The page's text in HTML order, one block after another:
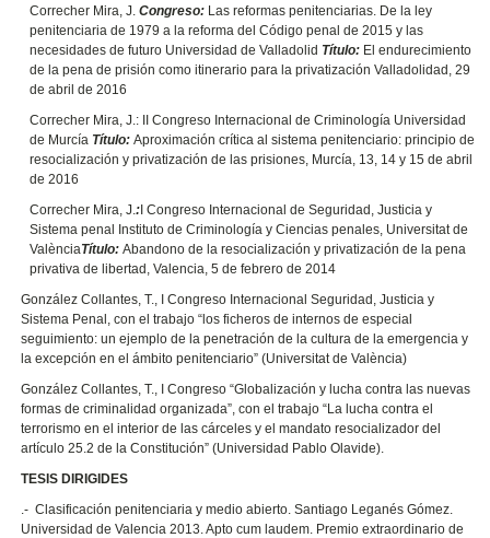
Correcher Mira, J. Congreso: Las reformas penitenciarias. De la ley
penitenciaria de 1979 a la reforma del Código penal de 2015 y las
necesidades de futuro Universidad de Valladolid Título: El endurecimiento
de la pena de prisión como itinerario para la privatización Valladolidad, 29
de abril de 2016
Correcher Mira, J.: II Congreso Internacional de Criminología Universidad
de MurcíaTítulo: Aproximación crítica al sistema penitenciario: principio de
resocialización y privatización de las prisiones, Murcía, 13, 14 y 15 de abril
de 2016
Correcher Mira, J.:I Congreso Internacional de Seguridad, Justicia y
Sistema penal Instituto de Criminología y Ciencias penales, Universitat de
ValènciaTítulo: Abandono de la resocialización y privatización de la pena
privativa de libertad, Valencia, 5 de febrero de 2014
González Collantes, T., I Congreso Internacional Seguridad, Justicia y
Sistema Penal, con el trabajo “los ficheros de internos de especial
seguimiento: un ejemplo de la penetración de la cultura de la emergencia y
la excepción en el ámbito penitenciario” (Universitat de València)
González Collantes, T., I Congreso “Globalización y lucha contra las nuevas
formas de criminalidad organizada”, con el trabajo “La lucha contra el
terrorismo en el interior de las cárceles y el mandato resocializador del
artículo 25.2 de la Constitución” (Universidad Pablo Olavide).
TESIS DIRIGIDES
.- Clasificación penitenciaria y medio abierto. Santiago Leganés Gómez.
Universidad de Valencia 2013. Apto cum laudem. Premio extraordinario de